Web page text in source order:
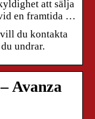
att sälja
en framtida …
du kontakta
undrar.
Avanza